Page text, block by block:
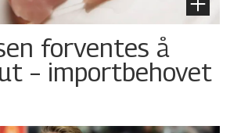
forventes å
– importbehovet